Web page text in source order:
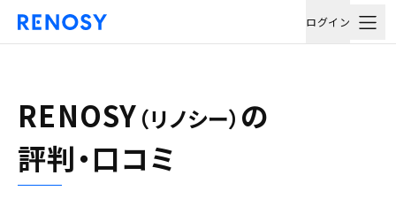
ログイン
RENOSY （リノシー） の
評判・口コミ